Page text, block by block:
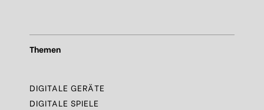
Themen
DIGITALE GERÄTE
DIGITALE SPIELE